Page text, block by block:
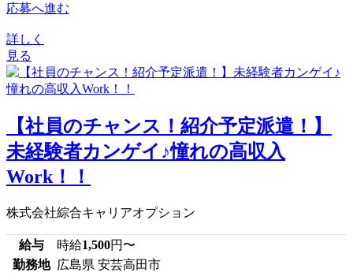
応募へ進む
詳しく
見る
【社員のチャンス！紹介予定派遣！】
未経験者カンゲイ♪憧れの高収入
Work！！
株式会社綜合キャリアオプション
給与 時給1,500円〜
勤務地
広島県 安芸高田市